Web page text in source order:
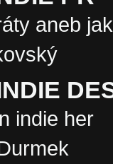
aneb
indie her